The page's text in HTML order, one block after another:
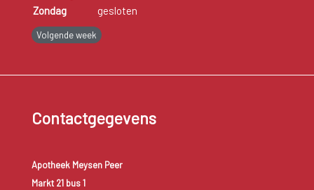
Zondag
gesloten
Volgende week
Contactgegevens
Apotheek Meysen Peer
Markt 21 bus 1